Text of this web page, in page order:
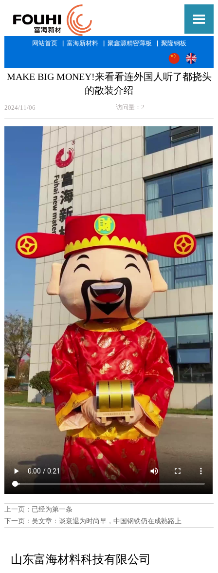

网站首页▕ 富海新材料▕ 聚鑫源精密薄板 ▕ 聚隆钢板
MAKE BIG MONEY!来看看连外国人听了都挠头
的散装介绍
2024/11/06 访问量：2
上一页：已经为第一条
下一页： 吴文章：谈衰退为时尚早，中国钢铁仍在成熟路上
山东富海材料科技有限公司